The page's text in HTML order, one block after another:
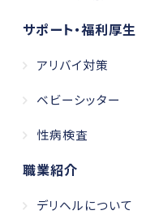
サポート・福利厚生
アリバイ対策
ベビーシッター
性病検査
職業紹介
デリヘルについて